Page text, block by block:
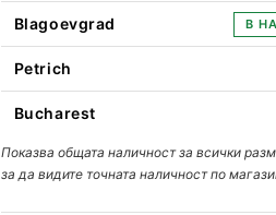
Blagoevgrad В
Petrich
Bucharest
Показва общата наличност за всички
за да видите точната наличност по